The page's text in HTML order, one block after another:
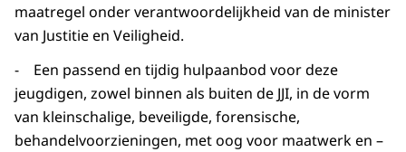
maatregel onder verantwoordelijkheid van de minister
van Justitie en Veiligheid.
- Een passend en tijdig hulpaanbod voor deze
jeugdigen, zowel binnen als buiten de JJI, in de vorm
van kleinschalige, beveiligde, forensische,
behandelvoorzieningen, met oog voor maatwerk en –